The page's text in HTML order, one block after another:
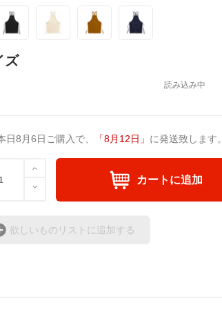
ズ
日8月6日 ご購入で、 「8月12日 」 に発送致します。
カートに追加
欲しいものリストに追加する